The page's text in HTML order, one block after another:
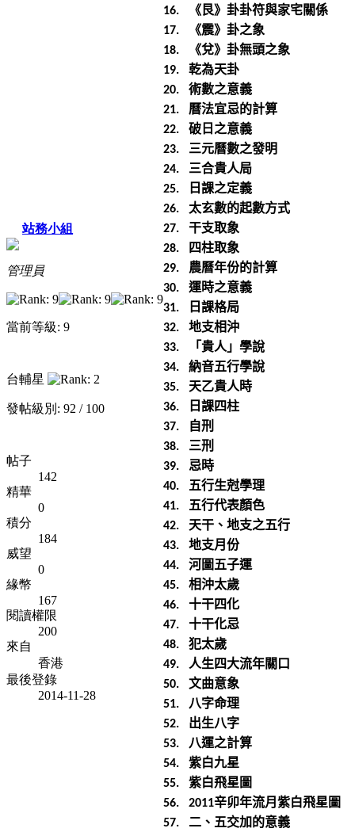
站務小組
管理員
當前等級: 9
台輔星
發帖級別: 92 / 100
帖子
142
精華
0
積分
184
威望
0
緣幣
167
閱讀權限
200
來自
香港
最後登錄
2014-11-28
16. 《艮》卦卦符與家宅關係
17. 《震》卦之象
18. 《兌》卦無頭之象
19. 乾為天卦
20. 術數之意義
21. 曆法宜忌的計算
22. 破日之意義
23. 三元曆數之發明
24. 三合貴人局
25. 日課之定義
26. 太玄數的起數方式
27. 干支取象
28. 四柱取象
29. 農曆年份的計算
30. 運時之意義
31. 日課格局
32. 地支相沖
33. 「貴人」學說
34. 納音五行學說
35. 天乙貴人時
36. 日課四柱
37. 自刑
38. 三刑
39. 忌時
40. 五行生尅學理
41. 五行代表顏色
42. 天干、地支之五行
43. 地支月份
44. 河圖五子運
45. 相沖太歲
46. 十干四化
47. 十干化忌
48. 犯太歲
49. 人生四大流年關口
50. 文曲意象
51. 八字命理
52. 出生八字
53. 八運之計算
54. 紫白九星
55. 紫白飛星圖
56. 2011辛卯年流月紫白飛星圖
57. 二、五交加的意義